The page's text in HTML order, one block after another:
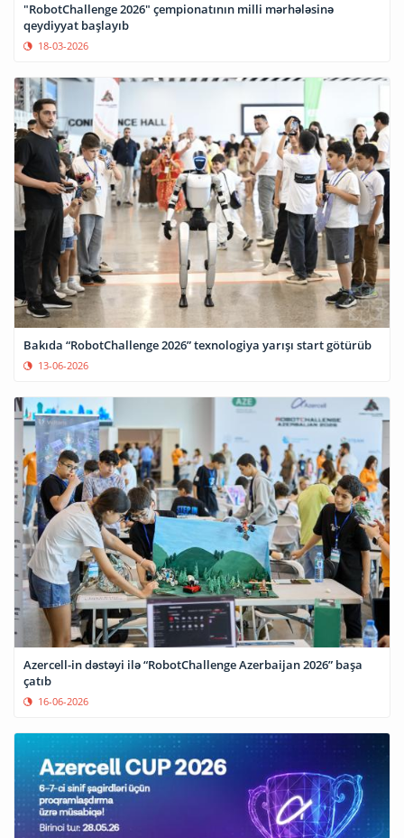
"RobotChallenge 2026" çempionatının milli mərhələsinə
qeydiyyat başlayıb
18-03-2026
Bakıda “RobotChallenge 2026” texnologiya yarışı start götürüb
13-06-2026
Azercell-in dəstəyi ilə “RobotChallenge Azerbaijan 2026” başa
çatıb
16-06-2026